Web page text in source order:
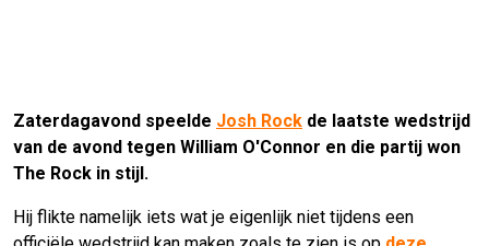
Zaterdagavond speelde Josh Rock de laatste wedstrijd
van de avond tegen William O'Connor en die partij won
The Rock in stijl.
Hij flikte namelijk iets wat je eigenlijk niet tijdens een